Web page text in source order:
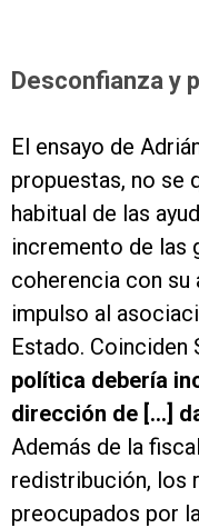
Desconfianza y
El ensayo de
propuestas, no se
habitual de las
incremento de las
coherencia con su
impulso al
Estado. Coinciden
política debería
dirección de [...]
Además de la
redistribución, los
preocupados por